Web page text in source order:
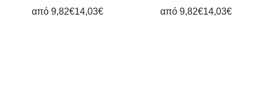
από 9,82€14,03€ από 9,82€14,03€